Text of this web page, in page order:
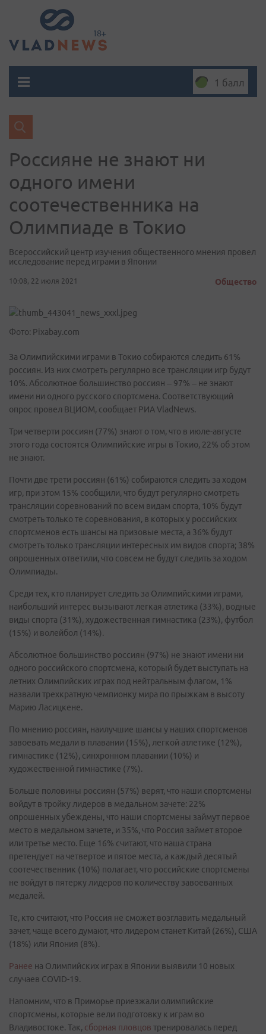
1 балл
Россияне не знают ни
одного имени
соотечественника на
Олимпиаде в Токио
Всероссийский центр изучения общественного мнения провел
исследование перед играми в Японии
10:08, 22 июля 2021 Общество
Фото: Pixabay.com
За Олимпийскими играми в Токио собираются следить 61%
россиян. Из них смотреть регулярно все трансляции игр будут
10%. Абсолютное большинство россиян – 97% – не знают
имени ни одного русского спортсмена. Соответствующий
опрос провел ВЦИОМ, сообщает РИА VladNews.
Три четверти россиян (77%) знают о том, что в июле-августе
этого года состоятся Олимпийские игры в Токио, 22% об этом
не знают.
Почти две трети россиян (61%) собираются следить за ходом
игр, при этом 15% сообщили, что будут регулярно смотреть
трансляции соревнований по всем видам спорта, 10% будут
смотреть только те соревнования, в которых у российских
спортсменов есть шансы на призовые места, а 36% будут
смотреть только трансляции интересных им видов спорта; 38%
опрошенных ответили, что совсем не будут следить за ходом
Олимпиады.
Среди тех, кто планирует следить за Олимпийскими играми,
наибольший интерес вызывают легкая атлетика (33%), водные
виды спорта (31%), художественная гимнастика (23%), футбол
(15%) и волейбол (14%).
Абсолютное большинство россиян (97%) не знают имени ни
одного российского спортсмена, который будет выступать на
летних Олимпийских играх под нейтральным флагом, 1%
назвали трехкратную чемпионку мира по прыжкам в высоту
Марию Ласицкене.
По мнению россиян, наилучшие шансы у наших спортсменов
завоевать медали в плавании (15%), легкой атлетике (12%),
гимнастике (12%), синхронном плавании (10%) и
художественной гимнастике (7%).
Больше половины россиян (57%) верят, что наши спортсмены
войдут в тройку лидеров в медальном зачете: 22%
опрошенных убеждены, что наши спортсмены займут первое
место в медальном зачете, и 35%, что Россия займет второе
или третье место. Еще 16% считают, что наша страна
претендует на четвертое и пятое места, а каждый десятый
соотечественник (10%) полагает, что российские спортсмены
не войдут в пятерку лидеров по количеству завоеванных
медалей.
Те, кто считают, что Россия не сможет возглавить медальный
зачет, чаще всего думают, что лидером станет Китай (26%), США
(18%) или Япония (8%).
Ранее на Олимпийских играх в Японии выявили 10 новых
случаев COVID-19.
Напомним, что в Приморье приезжали олимпийские
спортсмены, которые вели подготовку к играм во
Владивостоке. Так, сборная пловцов тренировалась перед